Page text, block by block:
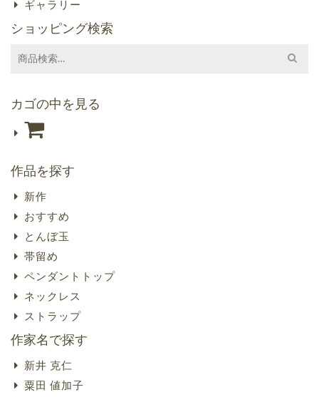
ギャラリー
ショッピング検索
Search
カゴの中を見る
作品を探す
新作
おすすめ
とんぼ玉
帯留め
ペンダントトップ
ネックレス
ストラップ
作家名で探す
新井 克仁
粟田 値加子